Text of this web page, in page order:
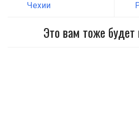
Чехии
Это вам тоже будет